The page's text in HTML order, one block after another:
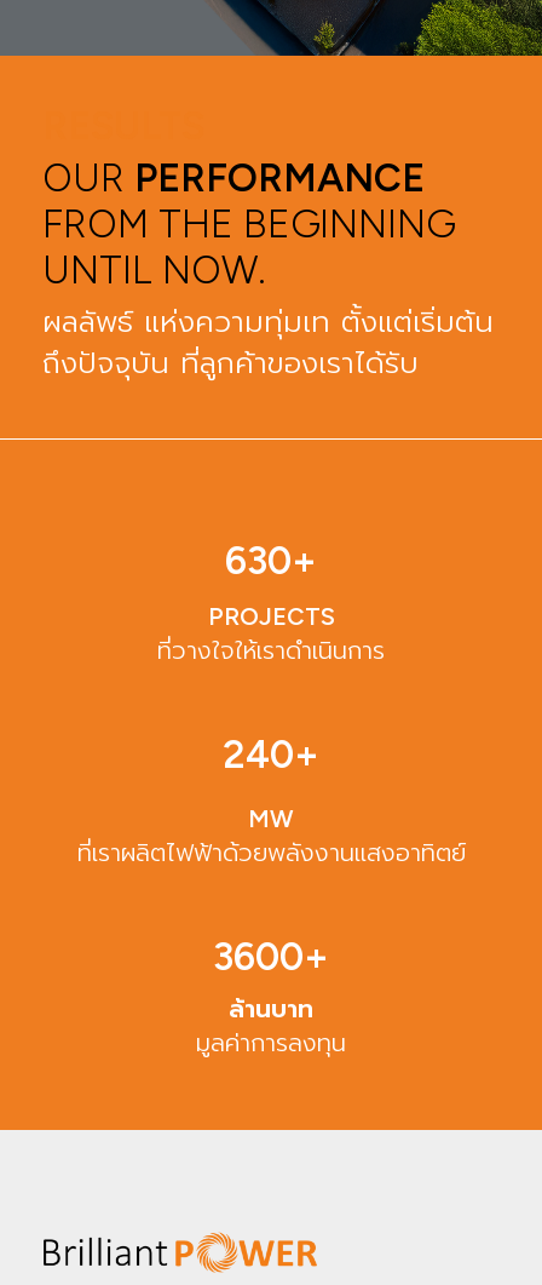
OUR PERFORMANCE
FROM THE BEGINNING
UNTIL NOW.
ผลลัพธ์ แห่งความทุ่มเท ตั้งแต่เริ่มต้น
ถึงปัจจุบัน ที่ลูกค้าของเราได้รับ
630+
PROJECTS
ที่วางใจให้เราดำเนินการ
240+
MW
ที่เราผลิตไฟฟ้าด้วยพลังงานแสงอาทิตย์
3600+
ล้านบาท
มูลค่าการลงทุน